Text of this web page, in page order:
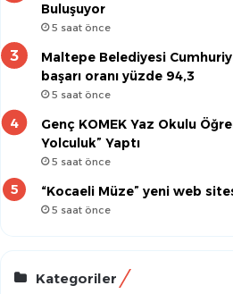
Buluşuyor
5 saat önce
Maltepe Belediyesi
başarı oranı yüzde 94,3
5 saat önce
Genç KOMEK Yaz Okulu
Yolculuk” Yaptı
5 saat önce
“Kocaeli Müze” yeni web
5 saat önce
Kategoriler